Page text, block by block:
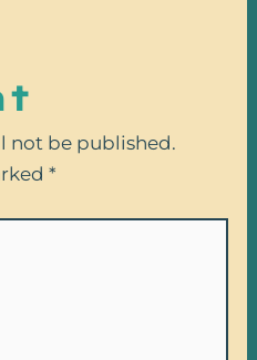
not be published.
*